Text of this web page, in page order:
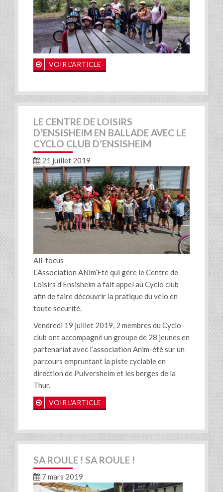
VOIR L'ARTICLE
LE CENTRE DE LOISIRS
D’ENSISHEIM EN BALLADE AVEC LE
CYCLO CLUB D’ENSISHEIM
21 juillet 2019
All-focus
L’Association ANim’Eté qui gère le Centre de
Loisirs d’Ensisheim a fait appel au Cyclo club
afin de faire découvrir la pratique du vélo en
toute sécurité.
Vendredi 19 juillet 2019, 2 membres du Cyclo-
club ont accompagné un groupe de 28 jeunes en
partenariat avec l’association Anim-été sur un
parcours empruntant la piste cyclable en
direction de Pulversheim et les berges de la
Thur.
VOIR L'ARTICLE
SA ROULE ! SA ROULE !
7 mars 2019